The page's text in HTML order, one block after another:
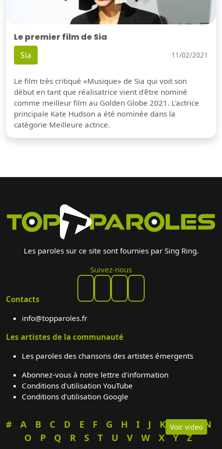
Voir video
Le premier film de Sia
Sia 11/02/2021
Le film très critiqué «Musique» de Sia qui voit son
début en tant que réalisatrice vient d'être nominé
comme meilleur film au Golden Globe 2021. L'actrice
principale Kate Hudson a été nominée dans la
catégorie Meilleure actrice.
Les paroles sur ce site sont fournies par Sing Ring.
Suivez-nous
Contacts
info@topparoles.fr
Les artistes de la communauté
Les paroles des chansons des artistes émergents
Abonnez-vous à notre lettre d'information
Conditions d'utilisation YouTube
Conditions d'utilisation Google
# A B C D E F G H I J K L M
N
O
P Q R S T U V W X Y Z